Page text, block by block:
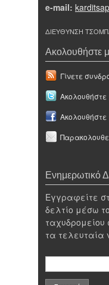
e-mail:
ΔΙΕΥΘΥΝΣΗ
Ακολουθήστε
Γίνετε
Ακολουθήστε
Ακολουθήστε
Ενημερωτικό
Εγγραφείτε
δελτίο μέσω
τα τελευταία